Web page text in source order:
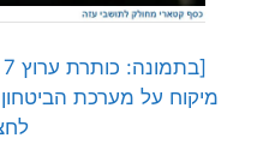
מיקוח על מערכת